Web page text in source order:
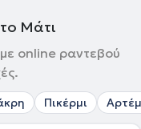
Μάτι
online ραντεβού
Πικέρμι